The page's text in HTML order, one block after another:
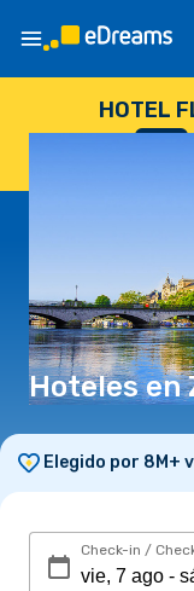
HOTEL
Hoteles en
Elegido por 8M+
Check-in /